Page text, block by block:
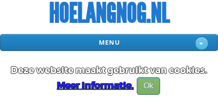
HOELANGNOG.NL
MENU
Deze website maakt gebruikt van cookies.
Meer informatie.
Ok